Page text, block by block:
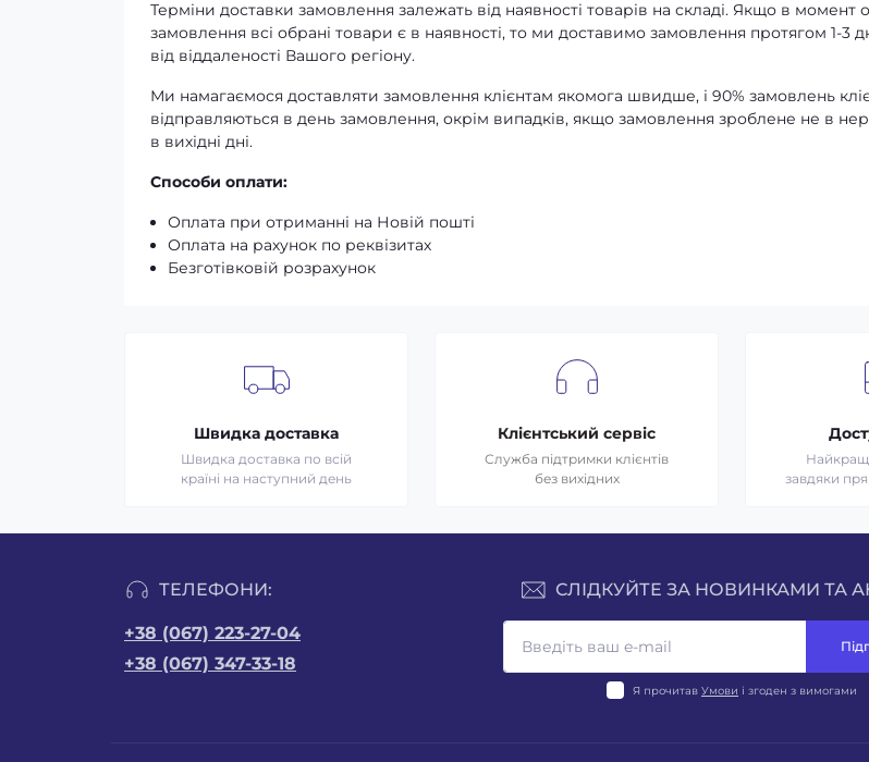
Терміни доставки замовлення залежать від наявності товарів на складі. Якщо в
замовлення всі обрані товари є в наявності, то ми доставимо замовлення протягом 1-3
від віддаленості Вашого регіону.
Ми намагаємося доставляти замовлення клієнтам якомога швидше, і 90% замовлень
відправляються в день замовлення, окрім випадків, якщо замовлення зроблене не в
в вихідні дні.
Способи оплати:
Оплата при отриманні на Новій пошті
Оплата на рахунок по реквізитах
Безготівковій розрахунок
Швидка доставка
Швидка доставка по всій
країні на наступний день
Клієнтський сервіс
Служба підтримки клієнтів
без вихідних
завдяки
ТЕЛЕФОНИ:
+38 (067) 223-27-04
+38 (067) 347-33-18
СЛІДКУЙТЕ ЗА НОВИНКАМИ ТА
Я прочитав Умови і згоден з вимогами